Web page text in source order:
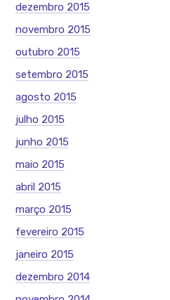
dezembro 2015
novembro 2015
outubro 2015
setembro 2015
agosto 2015
julho 2015
junho 2015
maio 2015
abril 2015
março 2015
fevereiro 2015
janeiro 2015
dezembro 2014